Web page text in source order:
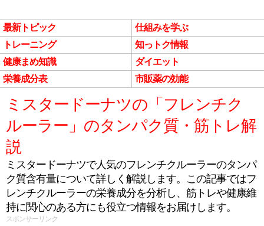
最新トピック
仕組みを学ぶ
トレーニング
知っトク情報
健康まめ知識
ダイエット
栄養成分表
市販薬の効能
ミスタードーナツの「フレンチク
ルーラー」のタンパク質・筋トレ解
説
ミスタードーナツで人気のフレンチクルーラーのタンパ
ク質含有量について詳しく解説します。この記事ではフ
レンチクルーラーの栄養成分を分析し、筋トレや健康維
持に関心のある方にも役立つ情報をお届けします。
スポンサーリンク